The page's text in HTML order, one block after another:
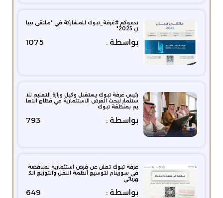
تدعوكم #غرفة_تبوك للمشاركة في "ملتقى بيبا
ن 2025"
بواسطة : 1075
رئيس غرفة تبوك يستقبل وكيل وزارة التعليم للا
ستثمار لبحث الفرص الاستثمارية في قطاع التعل
يم بمنطقة تبوك
بواسطة : 793
غرفة تبوك تعلن عن فرص استثمارية لمناقصة
في سورينام لتوسيع أنظمة النقل والتوزيع الك
هربائي
بواسطة : 649